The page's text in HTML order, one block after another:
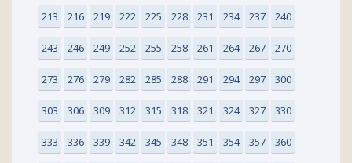
213 216 219 222 225 228 231 234 237 240
243 246 249 252 255 258 261 264 267 270
273 276 279 282 285 288 291 294 297 300
303 306 309 312 315 318 321 324 327 330
333 336 339 342 345 348 351 354 357 360